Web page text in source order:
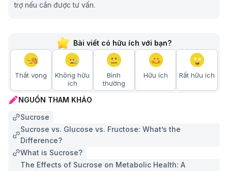
trợ nếu cần được tư vấn.
Bài viết có hữu ích với bạn?
Thất vọng
Không hữu
ích
Bình
thường
Hữu ích Rất hữu ích
NGUỒN THAM KHẢO
Sucrose
Sucrose vs. Glucose vs. Fructose: What’s the
Difference?
What is Sucrose?
The Effects of Sucrose on Metabolic Health: A